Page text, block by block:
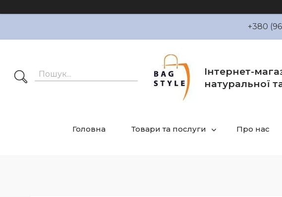
+380
Інтернет-
натуральної
Головна Товари та послуги Про нас